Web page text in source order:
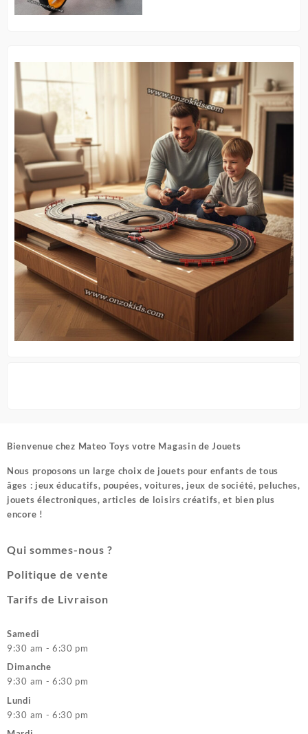
Bienvenue chez Mateo Toys votre Magasin de Jouets
Nous proposons un large choix de jouets pour enfants de tous
âges : jeux éducatifs, poupées, voitures, jeux de société, peluches,
jouets électroniques, articles de loisirs créatifs, et bien plus
encore !
Qui sommes-nous ?
Politique de vente
Tarifs de Livraison
Samedi
9:30 am - 6:30 pm
Dimanche
9:30 am - 6:30 pm
Lundi
9:30 am - 6:30 pm